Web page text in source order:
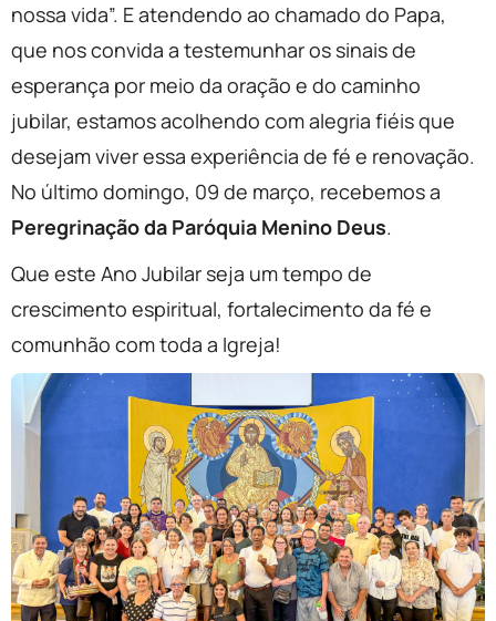
nossa vida”. E atendendo ao chamado do Papa,
que nos convida a testemunhar os sinais de
esperança por meio da oração e do caminho
jubilar, estamos acolhendo com alegria fiéis que
desejam viver essa experiência de fé e renovação.
No último domingo, 09 de março, recebemos a
Peregrinação da Paróquia Menino Deus.
Que este Ano Jubilar seja um tempo de
crescimento espiritual, fortalecimento da fé e
comunhão com toda a Igreja!